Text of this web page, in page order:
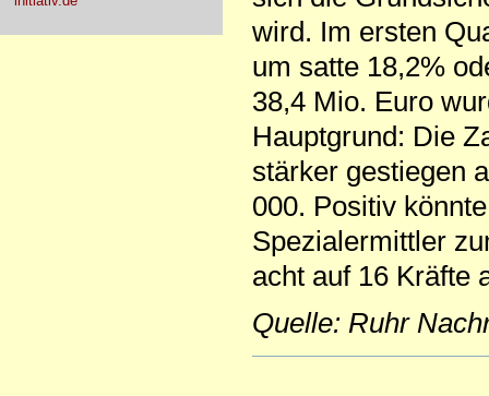
wird. Im ersten
um satte 18,2%
38,4 Mio. Euro
Hauptgrund: Die
stärker gestiegen
000. Positiv
Spezialermittler
acht auf 16 Kräfte
Quelle: Ruhr